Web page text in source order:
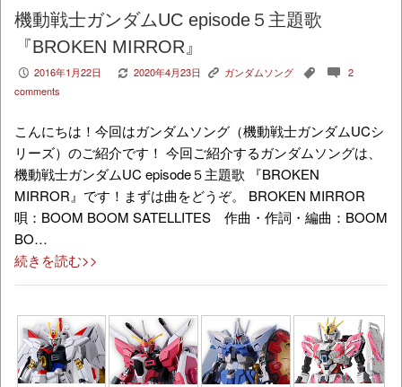
機動戦士ガンダムUC episode５主題歌
『BROKEN MIRROR』
P 2016年1月22日 V 2020年4月23日 K ガンダムソング , c 2
comments
こんにちは！今回はガンダムソング（機動戦士ガンダムUCシ
リーズ）のご紹介です！ 今回ご紹介するガンダムソングは、
機動戦士ガンダムUC episode５主題歌 『BROKEN
MIRROR』です！まずは曲をどうぞ。 BROKEN MIRROR
唄：BOOM BOOM SATELLITES 作曲・作詞・編曲：BOOM
BO…
続きを読む>>